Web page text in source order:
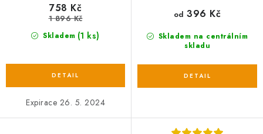
Skladem (1 ks)
758 Kč
1 896 Kč
Expirace 26. 5. 2024
Skladem na centrálním
skladu
od 396 Kč